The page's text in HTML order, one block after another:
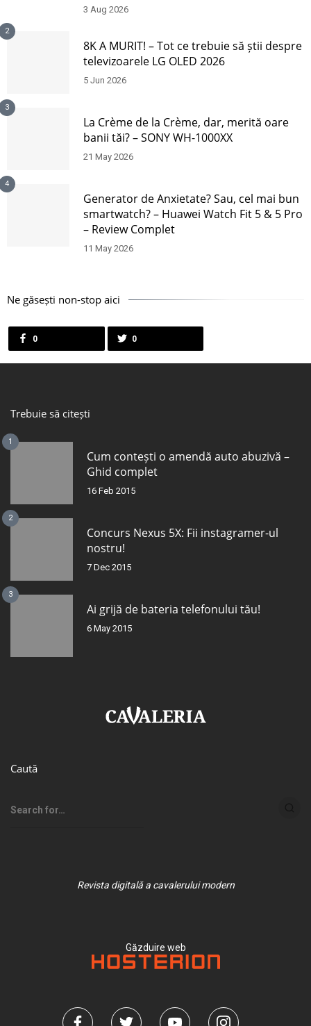
3 Aug 2026
2
8K A MURIT! – Tot ce trebuie să știi despre
televizoarele LG OLED 2026
5 Jun 2026
3
La Crème de la Crème, dar, merită oare
banii tăi? – SONY WH-1000XX
21 May 2026
4
Generator de Anxietate? Sau, cel mai bun
smartwatch? – Huawei Watch Fit 5 & 5 Pro
– Review Complet
11 May 2026
Ne găsești non-stop aici
0 0
Trebuie să citești
1
Cum contești o amendă auto abuzivă –
Ghid complet
16 Feb 2015
2
Concurs Nexus 5X: Fii instagramer-ul
nostru!
7 Dec 2015
3
Ai grijă de bateria telefonului tău!
6 May 2015
Caută
Revista digitală a cavalerului modern
Găzduire web